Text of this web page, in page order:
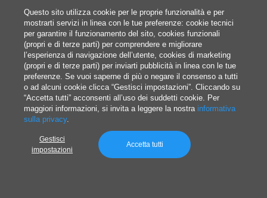
Questi siamo noi
blog@pixartprinting.com
Privacy policy
Questo sito utilizza cookie per le proprie funzionalità e per
mostrarti servizi in linea con le tue preferenze: cookie tecnici
per garantire il funzionamento del sito, cookies funzionali
(propri e di terze parti) per comprendere e migliorare
l’esperienza di navigazione dell’utente, cookies di marketing
(propri e di terze parti) per inviarti pubblicità in linea con le tue
preferenze. Se vuoi saperne di più o negare il consenso a tutti
o ad alcuni cookie clicca “Gestisci impostazioni”. Cliccando su
“Accetta tutti” acconsenti all’uso dei suddetti cookie. Per
maggiori informazioni, si invita a leggere la nostra informativa
sulla privacy.
Gestisci
impostazioni
Accetta tutti